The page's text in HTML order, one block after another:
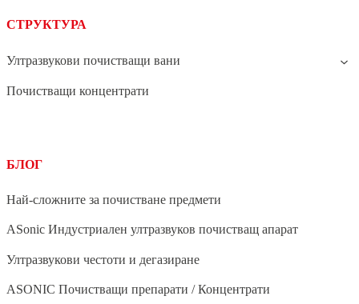
СТРУКТУРА
Ултразвукови почистващи вани
Почистващи концентрати
БЛОГ
Най-сложните за почистване предмети
ASonic Индустриален ултразвуков почистващ апарат
Ултразвукови честоти и дегазиране
ASONIC Почистващи препарати / Концентрати